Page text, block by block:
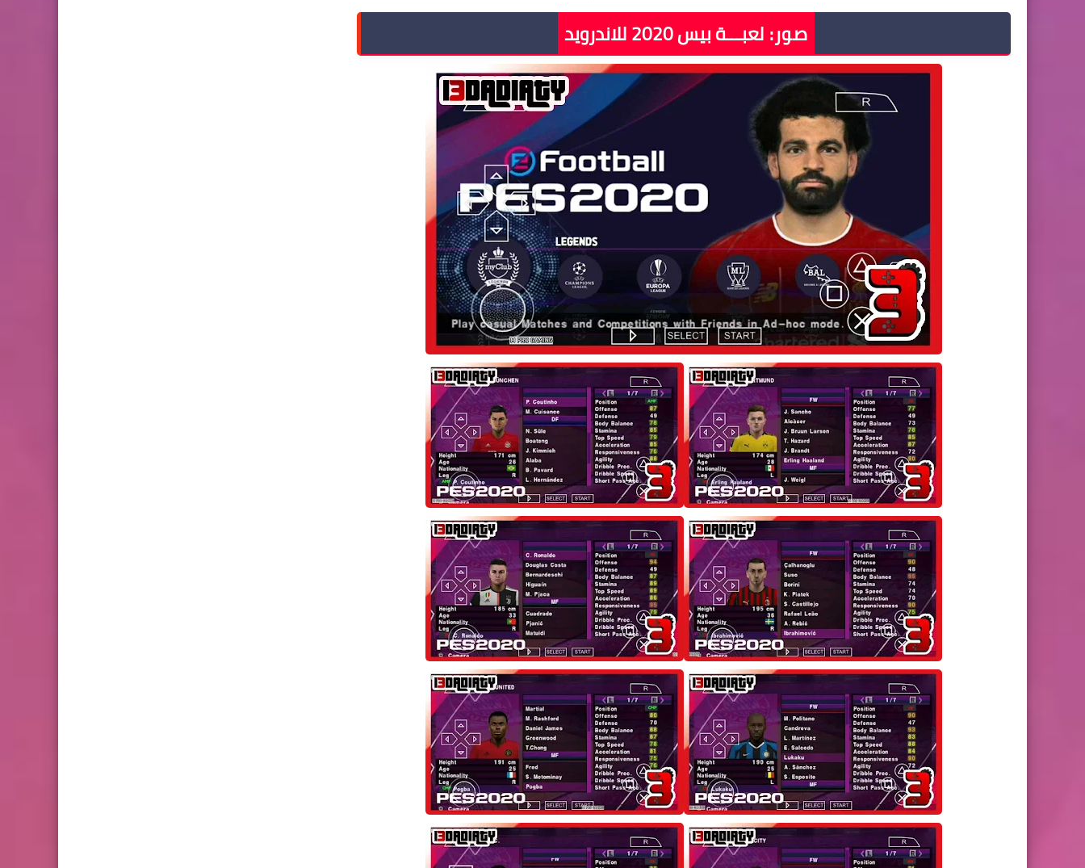
صور:لعبـــة بيس 2020 للاندر ويد